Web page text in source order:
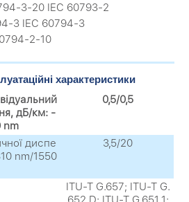
3-20 IEC 60793-2
3 IEC 60794-3
2-10
характеристики
дБ/км: -
nm
0,5/0,5
диспе
nm/1550
3,5/20
ITU-T G.657; ITU-T G.